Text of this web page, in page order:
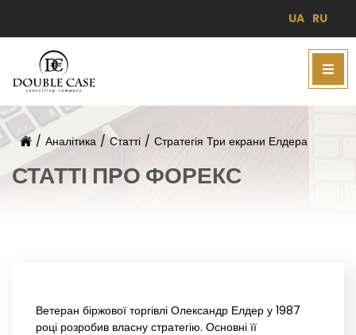
UA RU
/ Аналітика / Статті / Стратегія Три екрани Елдера
СТАТТІ ПРО ФОРЕКС
Ветеран біржової торгівлі Олександр Елдер у 1987
році розробив власну стратегію. Основні її